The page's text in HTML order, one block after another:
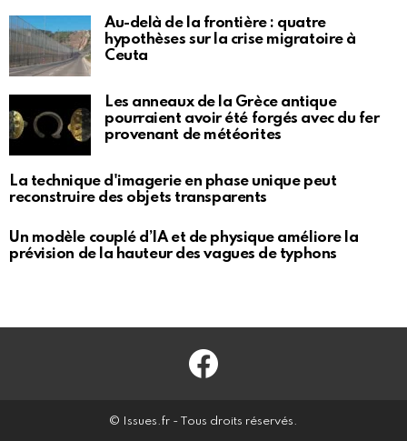
Au-delà de la frontière : quatre
hypothèses sur la crise migratoire à
Ceuta
Les anneaux de la Grèce antique
pourraient avoir été forgés avec du fer
provenant de météorites
La technique d'imagerie en phase unique peut
reconstruire des objets transparents
Un modèle couplé d’IA et de physique améliore la
prévision de la hauteur des vagues de typhons
Facebook
© Issues.fr - Tous droits réservés.